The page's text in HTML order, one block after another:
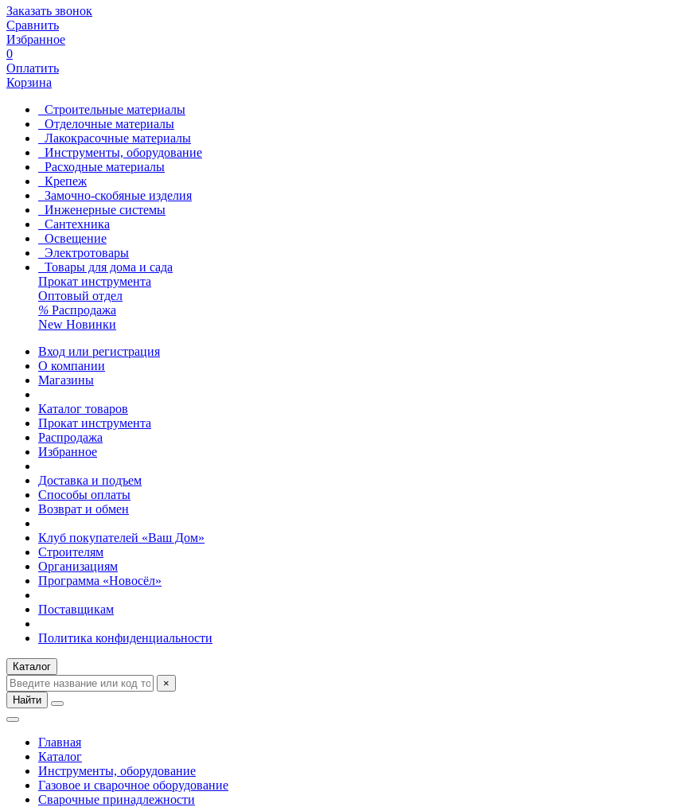
Заказать звонок
Сравнить
Избранное
0
Оплатить
Корзина
Строительные материалы
Отделочные материалы
Лакокрасочные материалы
Инструменты, оборудование
Расходные материалы
Крепеж
Замочно-скобяные изделия
Инженерные системы
Сантехника
Освещение
Электротовары
Товары для дома и сада
Прокат инструмента
Оптовый отдел
% Распродажа
New Новинки
Вход или регистрация
О компании
Магазины
Каталог товаров
Прокат инструмента
Распродажа
Избранное
Доставка и подъем
Способы оплаты
Возврат и обмен
Клуб покупателей «Ваш Дом»
Строителям
Организациям
Программа «Новосёл»
Поставщикам
Политика конфиденциальности
Каталог
×
Найти
Главная
Каталог
Инструменты, оборудование
Газовое и сварочное оборудование
Сварочные принадлежности